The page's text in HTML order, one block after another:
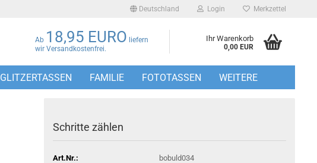
Deutschland Login Merkzettel
Ab 18,95 EURO liefern
wir Versandkostenfrei.
Ihr Warenkorb
0,00 EUR
GLITZERTASSEN FAMILIE FOTOTASSEN WEITERE
Schritte zählen
Art.Nr.:
bobuld034